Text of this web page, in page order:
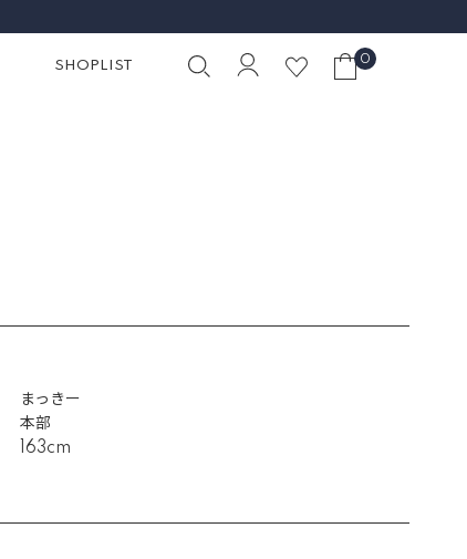
SHOPLIST 0
まっきー
本部
163cm